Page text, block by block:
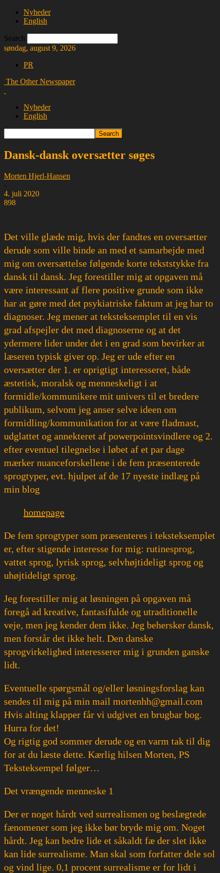
Nyheder
English
Search
søndag, august 9, 2026
PR
The Other Newspaper
Nyheder
English
Dansk-dansk oversætter søges
Morten Hjerl-Hansen
-
4. juli 2020
898
Det ville glæde mig, hvis der fandtes en oversætter
derude som ville binde an med et samarbejde med
mig om oversættelse følgende korte tekststykke fra
dansk til dansk. Jeg forestiller mig at opgaven må
være interessant af flere positive grunde som ikke
har at gøre med det psykiatriske faktum at jeg har to
diagnoser. Jeg mener at teksteksemplet til en vis
grad afspejler det med diagnoserne og at det
ydermere lider under det i en grad som bevirker at
læseren typisk giver op. Jeg er ude efter en
oversætter der 1. er oprigtigt interesseret, både
æstetisk, moralsk og menneskeligt i at
formidle/kommunikere mit univers til et bredere
publikum, selvom jeg anser selve ideen om
formidling/kommunikation for at være fladmast,
udglattet og annekteret af powerpointsvindlere og 2.
efter eventuel tilegnelse i løbet af et par dage
mærker nuanceforskellene i de fem præsenterede
sprogtyper, evt. hjulpet af de 17 nyeste indlæg på
min blog
homepage
De fem sprogtyper som præsenteres i teksteksemplet
er, efter stigende interesse for mig: rutinesprog,
vattet sprog, lyrisk sprog, selvhøjtideligt sprog og
uhøjtideligt sprog.
Jeg forestiller mig at løsningen på opgaven må
foregå ad kreative, fantasifulde og utraditionelle
veje, men jeg kender dem ikke. Jeg behersker dansk,
men forstår det ikke helt. Den danske
sprogvirkelighed interesserer mig i grunden ganske
lidt.
Eventuelle spørgsmål og/eller løsningsforslag kan
sendes til mig på min mail mortenhh@gmail.com
Hvis alting klapper får vi udgivet en brugbar bog.
Hurra for det!
Og rigtig god sommer derude og en varm tak til dig
for at du læste dette. Kærlig hilsen Morten, PS
Teksteksempel følger…
Det vrængende menneske 1
Der er noget hårdt ved surrealismen og beslægtede
fænomener som jeg ikke bør bryde mig om. Noget
hårdt. Jeg kan bedre lide et såkaldt fæ der slet ikke
kan lide surrealisme. Man skal som forfatter dele sol
og vind lige. 0,1 procent surrealisme er for lidt i